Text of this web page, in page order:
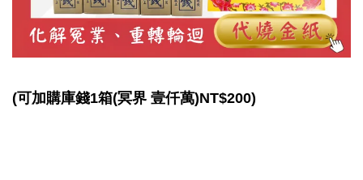
(可加購庫錢1箱(冥界 壹仟萬)NT$200)